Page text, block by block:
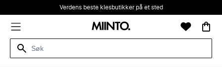
Verdens beste klesbutikker på et sted